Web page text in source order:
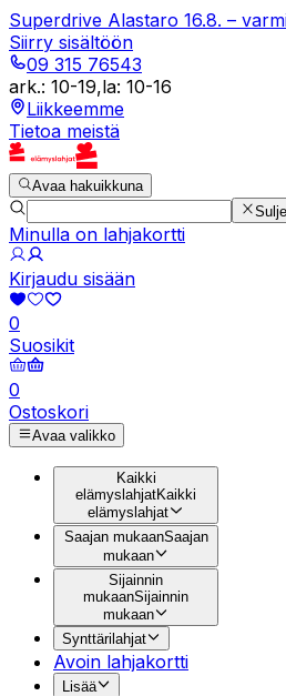
Superdrive Alastaro 16.8. –
Siirry sisältöön
09 315 76543
ark.: 10-19,la: 10-16
Liikkeemme
Tietoa meistä
Avaa hakuikkuna
Sulje
Minulla on lahjakortti
Kirjaudu sisään
0
Suosikit
0
Ostoskori
Avaa valikko
Kaikki
elämyslahjatKaikki
elämyslahjat
Saajan mukaanSaajan
mukaan
Sijainnin
mukaanSijainnin
mukaan
Synttärilahjat
Avoin lahjakortti
Lisää